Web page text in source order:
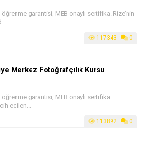
garantisi, MEB onaylı sertifika. Rize’nin
117343 0
Merkez Fotoğrafçılık Kursu
garantisi, MEB onaylı sertifika.
edilen...
113892 0